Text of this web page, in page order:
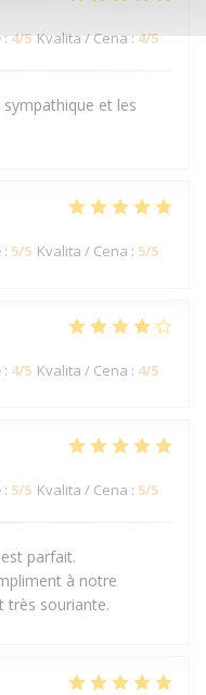
: 4/5 Kvalita / Cena : 4/5
et les
: 5/5 Kvalita / Cena : 5/5
: 4/5 Kvalita / Cena : 4/5
: 5/5 Kvalita / Cena : 5/5
parfait.
à notre
très souriante.